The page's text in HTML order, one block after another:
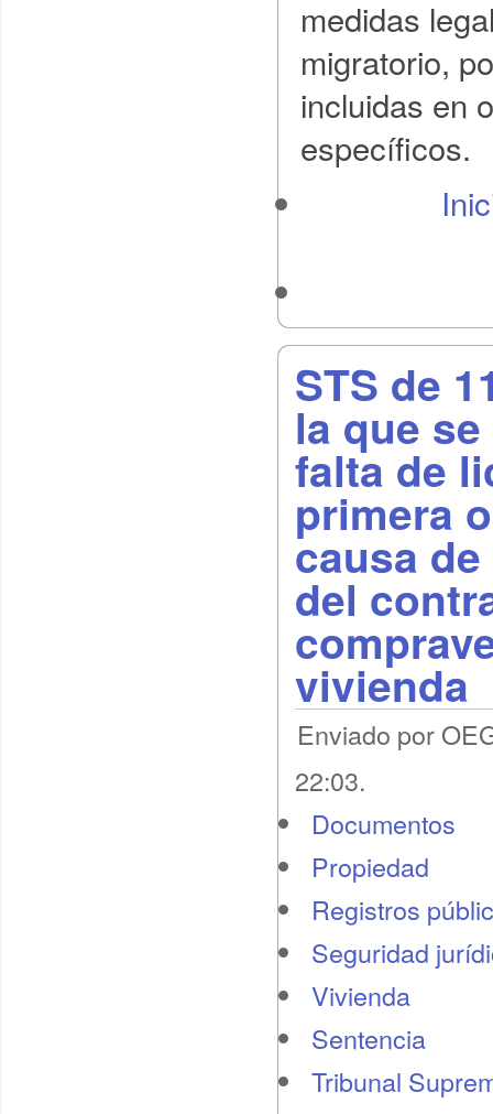
medidas
migratorio,
incluidas en
específicos.
STS de
la que
falta de
primera
causa
del
vivienda
Enviado por
22:03.
Documentos
Propiedad
Registros
Seguridad
Vivienda
Sentencia
Tribunal